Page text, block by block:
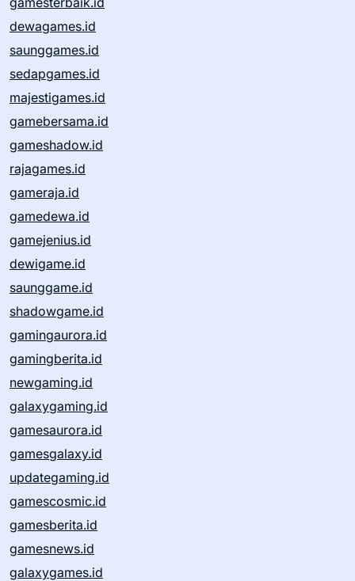
dewagames.id
saunggames.id
sedapgames.id
majestigames.id
gamebersama.id
gameshadow.id
rajagames.id
gameraja.id
gamedewa.id
gamejenius.id
dewigame.id
saunggame.id
shadowgame.id
gamingaurora.id
gamingberita.id
newgaming.id
galaxygaming.id
gamesaurora.id
gamesgalaxy.id
updategaming.id
gamescosmic.id
gamesberita.id
gamesnews.id
galaxygames.id